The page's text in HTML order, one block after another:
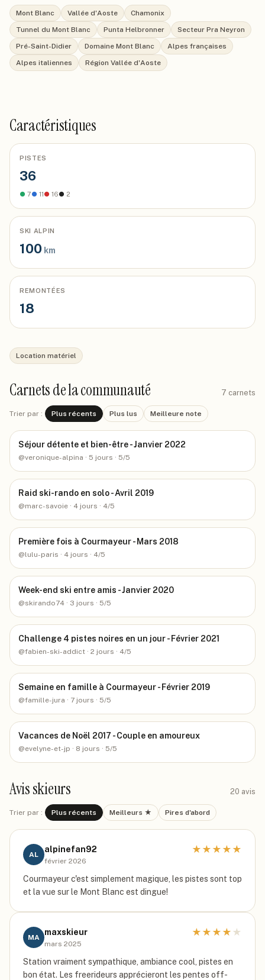
Mont Blanc Vallée d'Aoste
Chamonix
Tunnel du Mont Blanc
Punta Helbronner
Secteur Pra Neyron
Pré-Saint-Didier
Domaine Mont Blanc
Alpes françaises
Alpes italiennes
Région Vallée d'Aoste
Caractéristiques
PISTES
36
● 7● 11● 16● 2
SKI ALPIN
100 km
REMONTÉES
18
Location matériel
Carnets de la communauté 7 carnets
Trier par : Plus récents Plus lus Meilleure note
Séjour détente et bien-être - Janvier 2022
@veronique-alpina · 5 jours · 5/5
Raid ski-rando en solo - Avril 2019
@marc-savoie · 4 jours · 4/5
Première fois à Courmayeur - Mars 2018
@lulu-paris · 4 jours · 4/5
Week-end ski entre amis - Janvier 2020
@skirando74 · 3 jours · 5/5
Challenge 4 pistes noires en un jour - Février 2021
@fabien-ski-addict · 2 jours · 4/5
Semaine en famille à Courmayeur - Février 2019
@famille-jura · 7 jours · 5/5
Vacances de Noël 2017 - Couple en amoureux
@evelyne-et-jp · 8 jours · 5/5
Avis skieurs 20 avis
Trier par : Plus récents Meilleurs ★ Pires d'abord
AL
alpinefan92
février 2026
★ ★ ★ ★ ★
Courmayeur c'est simplement magique, les pistes sont top
et la vue sur le Mont Blanc est dingue!
MA
maxskieur
mars 2025
★ ★ ★ ★ ★
Station vraiment sympathique, ambiance cool, pistes en
bon état. Les freerideurs apprécieront les pentes off-